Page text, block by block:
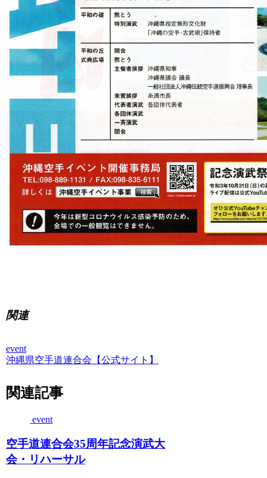
関連
event
沖縄県空手道連合会【公式サイト】
関連記事
event
空手道連合会35周年記念演武大
会・リハーサル